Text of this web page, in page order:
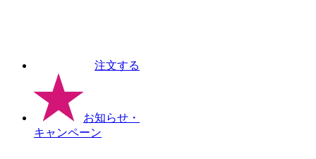
注文する
お知らせ ・
キャンペーン